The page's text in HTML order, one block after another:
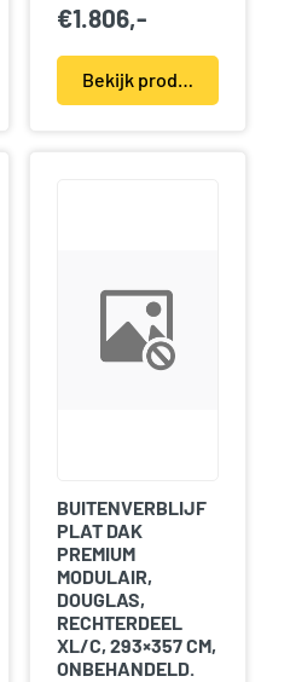
€1.806,-
Bekijk product(en)
BUITENVERBLIJF
PLAT DAK
PREMIUM
MODULAIR,
DOUGLAS,
RECHTERDEEL
XL/C, 293×357 CM,
ONBEHANDELD.